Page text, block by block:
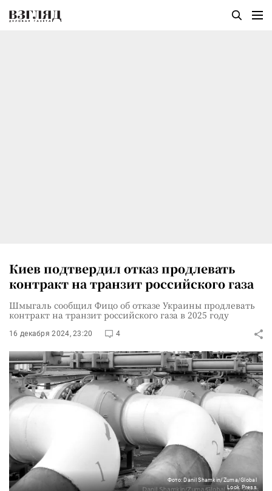
Киев подтвердил отказ продлевать
контракт на транзит российского газа
Шмыгаль сообщил Фицо об отказе Украины продлевать
контракт на транзит российского газа в 2025 году
16 декабря 2024, 23:20 4
Фото: Danil Shamkin/Zuma/Global
Look Press